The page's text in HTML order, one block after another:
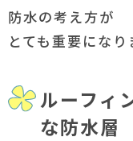
防水の考え方が
とても重要になり
ルーフィ
な防水層